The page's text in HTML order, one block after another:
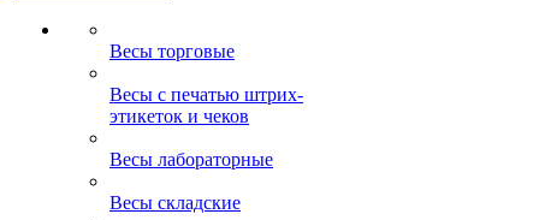
Весы торговые
Весы с печатью штрих-
этикеток и чеков
Весы лабораторные
Весы складские